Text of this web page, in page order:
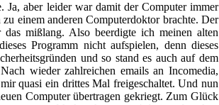
Ja, aber leider war damit der Computer immer
einem anderen Computerdoktor brachte. Der
mißlang. Also beerdigte ich meinen alten
Programm nicht aufspielen, denn dieses
und so stand es auch auf dem
wieder zahlreichen emails an Incomedia,
quasi ein drittes Mal freigeschaltet. Und nun
Computer übertragen gekriegt. Zum Glück